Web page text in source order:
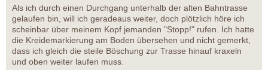
Als ich durch einen Durchgang unterhalb der alten Bahntrasse
gelaufen bin, will ich geradeaus weiter, doch plötzlich höre ich
scheinbar über meinem Kopf jemanden "Stopp!" rufen. Ich hatte
die Kreidemarkierung am Boden übersehen und nicht gemerkt,
dass ich gleich die steile Böschung zur Trasse hinauf kraxeln
und oben weiter laufen muss.